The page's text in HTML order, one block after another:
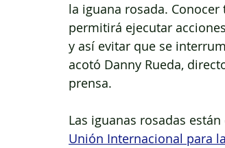
la iguana rosada.
permitirá ejecutar
y así evitar que se
acotó Danny Rueda,
prensa.
Las iguanas rosadas
Unión Internacional para